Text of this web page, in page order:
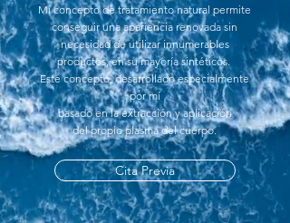
Mi concepto de tratamiento natural permite
conseguir una apariencia renovada sin
necesidad de utilizar innumerables
productos, en su mayoría sintéticos.
Este concepto, desarrollado especialmente
por mí
basado en la extracción y aplicación
del propioplasmadel cuerpo.
Cita Previa